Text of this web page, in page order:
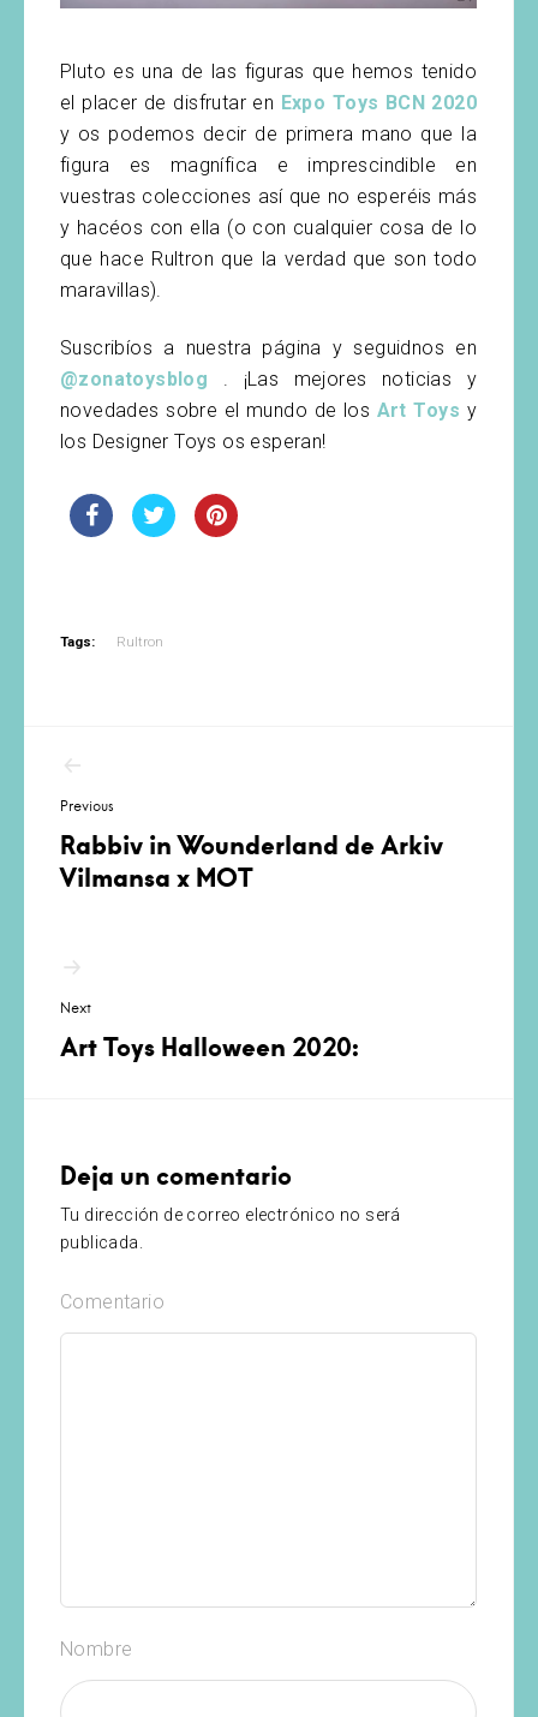
Pluto es una de las figuras que hemos tenido
el placer de disfrutar en Expo Toys BCN 2020
y os podemos decir de primera mano que la
figura es magnífica e imprescindible en
vuestras colecciones así que no esperéis más
y hacéos con ella (o con cualquier cosa de lo
que hace Rultron que la verdad que son todo
maravillas).
Suscribíos a nuestra página y seguidnos en
@zonatoysblog . ¡Las mejores noticias y
novedades sobre el mundo de los Art Toys y
los Designer Toys os esperan!
Tags: Rultron
de
entradas
Previous
Rabbiv in Wounderland de Arkiv
Vilmansa x MOT
Next
Art Toys Halloween 2020:
Deja un comentario
Tu dirección de correo electrónico no será
publicada.
Comentario
Nombre